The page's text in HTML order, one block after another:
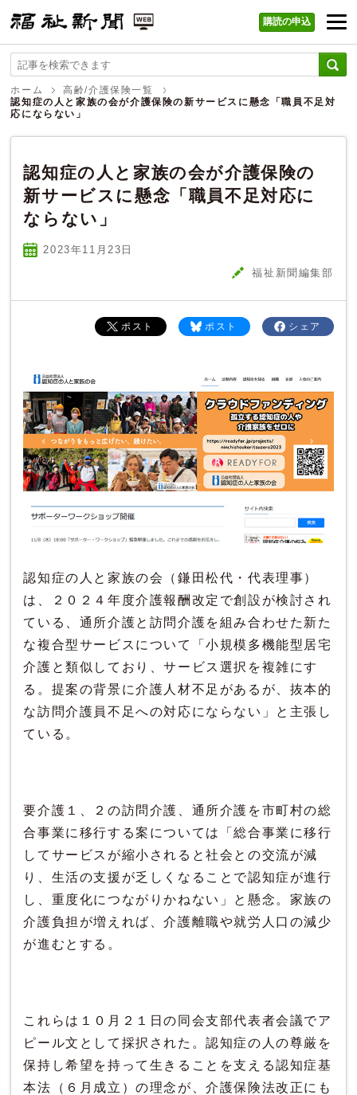
福祉新聞 WEB
購読の申込
ホーム
高齢/介護保険一覧
認知症の人と家族の会が介護保険の新サービスに懸念「職員不足対
応にならない」
認知症の人と家族の会が介護保険の
新サービスに懸念「職員不足対応に
ならない」
2023年11 月23 日
福祉新聞編集部
シェア
ポスト
ポスト
認知症の人と家族の会（鎌田松代・代表理事）
は、２０２４年度介護報酬改定で創設が検討され
ている、通所介護と訪問介護を組み合わせた新た
な複合型サービスについて「小規模多機能型居宅
介護と類似しており、サービス選択を複雑にす
る。提案の背景に介護人材不足があるが、抜本的
な訪問介護員不足への対応にならない」と主張し
ている。
要介護１、２の訪問介護、通所介護を市町村の総
合事業に移行する案については「総合事業に移行
してサービスが縮小されると社会との交流が減
り、生活の支援が乏しくなることで認知症が進行
し、重度化につながりかねない」と懸念。家族の
介護負担が増えれば、介護離職や就労人口の減少
が進むとする。
これらは１０月２１日の同会支部代表者会議でア
ピール文として採択された。認知症の人の尊厳を
保持し希望を持って生きることを支える認知症基
本法（６月成立）の理念が、介護保険法改正にも